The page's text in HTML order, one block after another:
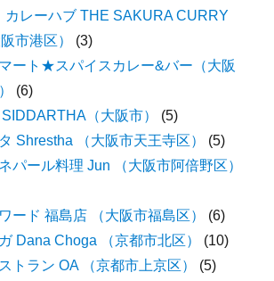
カレーハブ THE SAKURA CURRY
市港区）
(3)
ート★スパイスカレー&バー（大阪
(6)
（大阪市）
(5)
Shrestha （大阪市天王寺区）
(5)
パール料理 Jun （大阪市阿倍野区）
ード 福島店 （大阪市福島区）
(6)
Dana Choga （京都市北区）
(10)
トラン OA （京都市上京区）
(5)